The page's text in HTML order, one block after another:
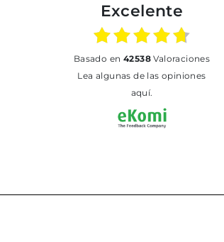
Excelente
basado en 42538Valoraciones
Lea algunas de las opiniones
aquí.
que m'he trobat
ultimament.